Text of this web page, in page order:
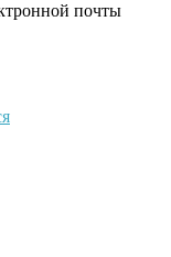
почты